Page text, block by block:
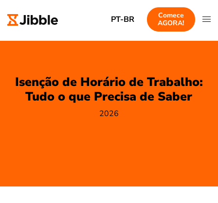
PT-BR
Comece
AGORA!
Isenção de Horário de Trabalho:
Tudo o que Precisa de Saber
2026